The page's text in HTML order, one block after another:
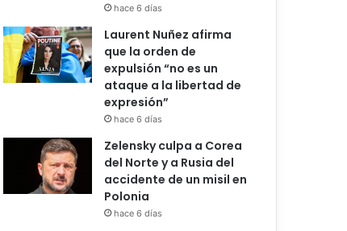
hace 6 días
Laurent Nuñez afirma
que la orden de
expulsión “no es un
ataque a la libertad de
expresión”
hace 6 días
Zelensky culpa a Corea
del Norte y a Rusia del
accidente de un misil en
Polonia
hace 6 días